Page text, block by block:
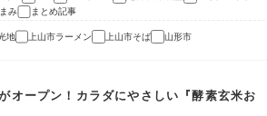
み まとめ記事
地 上山市ラーメン 上山市そば
山形市
オープン！カラダにやさしい『酵素玄米お